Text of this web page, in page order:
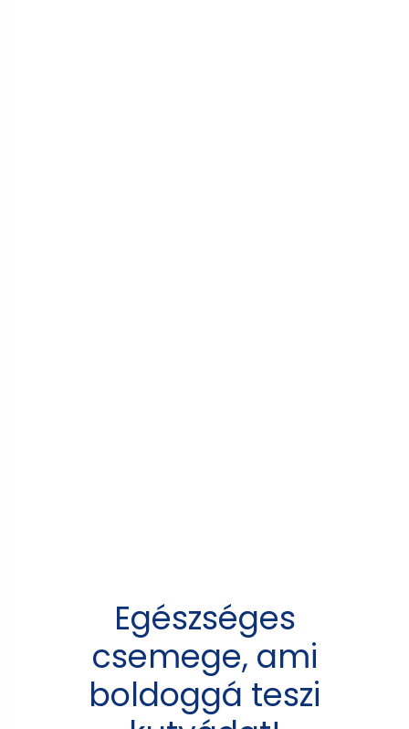
Egészséges
csemege, ami
boldoggá teszi